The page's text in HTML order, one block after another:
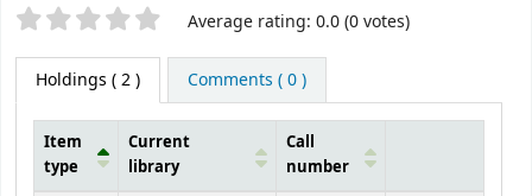
Star ratings Average rating: 0.0 (0 votes)
Holdings ( 2 ) Comments ( 0 )
Item
type
Current
library
Call
number